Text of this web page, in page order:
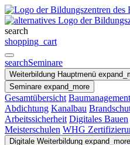
search
shopping_cart
searchSeminare
Weiterbildung Hauptmenü
Seminare expand_more
Gesamtübersicht
Abdichtung Kanalbau
Arbeitssicherheit Digitales Bauen
Meisterschulen WHG
Digitale Weiterbildung expand_more